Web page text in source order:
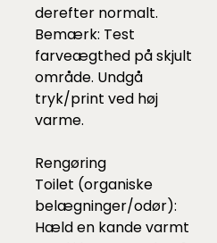
derefter normalt.
Bemærk: Test
farveægthed på skjult
område. Undgå
tryk/print ved høj
varme.
Rengøring
Toilet (organiske
belægninger/odør):
Hæld en kande varmt